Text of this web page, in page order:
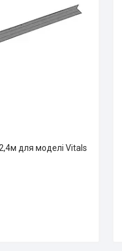
для моделі Vitals